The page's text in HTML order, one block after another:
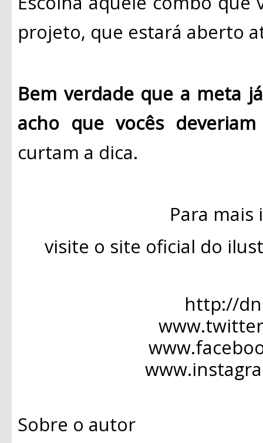
projeto, que estará aberto
Bem verdade que a meta
acho que vocês
curtam a dica.
Para
visite o site oficial do
http://
Sobre o autor